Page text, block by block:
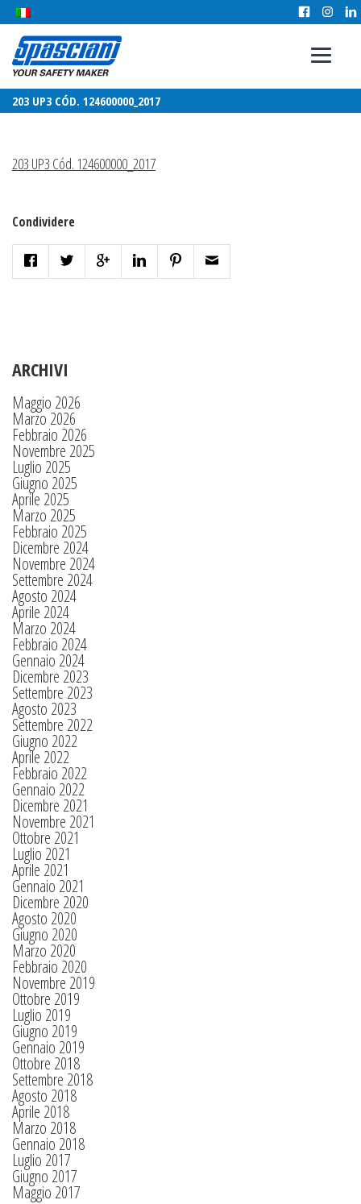
203 UP3 CÓD. 124600000_2017
203 UP3 Cód. 124600000_2017
Condividere
ARCHIVI
Maggio 2026
Marzo 2026
Febbraio 2026
Novembre 2025
Luglio 2025
Giugno 2025
Aprile 2025
Marzo 2025
Febbraio 2025
Dicembre 2024
Novembre 2024
Settembre 2024
Agosto 2024
Aprile 2024
Marzo 2024
Febbraio 2024
Gennaio 2024
Dicembre 2023
Settembre 2023
Agosto 2023
Settembre 2022
Giugno 2022
Aprile 2022
Febbraio 2022
Gennaio 2022
Dicembre 2021
Novembre 2021
Ottobre 2021
Luglio 2021
Aprile 2021
Gennaio 2021
Dicembre 2020
Agosto 2020
Giugno 2020
Marzo 2020
Febbraio 2020
Novembre 2019
Ottobre 2019
Luglio 2019
Giugno 2019
Gennaio 2019
Ottobre 2018
Settembre 2018
Agosto 2018
Aprile 2018
Marzo 2018
Gennaio 2018
Luglio 2017
Giugno 2017
Maggio 2017